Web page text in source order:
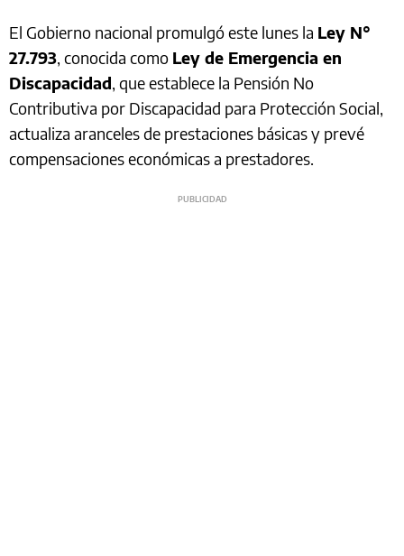
El Gobierno nacional promulgó este lunes la Ley N°
27.793, conocida como Ley de Emergencia en
Discapacidad, que establece la Pensión No
Contributiva por Discapacidad para Protección Social,
actualiza aranceles de prestaciones básicas y prevé
compensaciones económicas a prestadores.